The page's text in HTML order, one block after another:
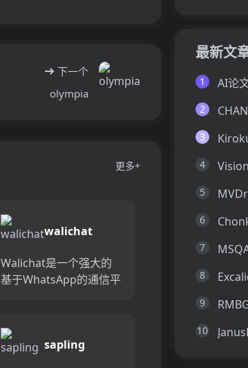
下一个
olympia
更多+
walichat
Walichat是一个强大的
基于WhatsApp的通信平
实时聊天，自动化，
CRM集成，广告系列和
sapling
最新文
1
2
3
4
5
6
7
8
9
10